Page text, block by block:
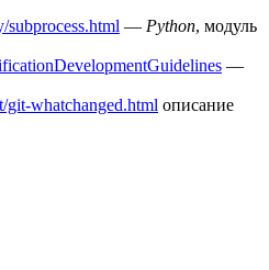
— Python, модуль
—
git-whatchanged.html описание